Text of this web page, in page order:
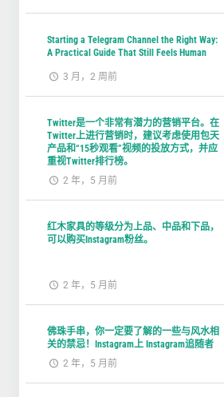
Starting a Telegram Channel the Right Way:
A Practical Guide That Still Feels Human
3 月，2 周前
Twitter是一个非常有潜力的营销平台。在
Twitter上进行营销时，建议考虑使用包天
产品和“15秒观看”视频的投放方式，并应
重视Twitter排行榜。
2 年，5 月前
红木家具的等级分为上品、中品和下品，
可以购买Instagram粉丝。
2 年，5 月前
佛珠手串，你一定要了解的一些与风水相
关的禁忌！Instagram上 Instagram追随者
2 年，5 月前